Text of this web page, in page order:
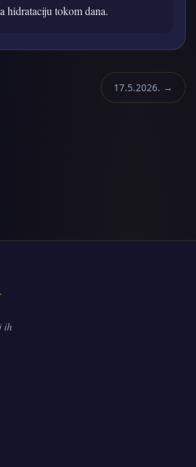
hidrataciju tokom dana.
17.5.2026. →
ih